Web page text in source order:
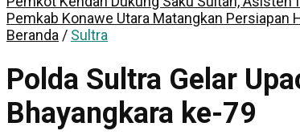
Pemkab Konawe Utara Matangkan Persiapan
Beranda / Sultra
Polda Sultra Gelar
Bhayangkara ke-79